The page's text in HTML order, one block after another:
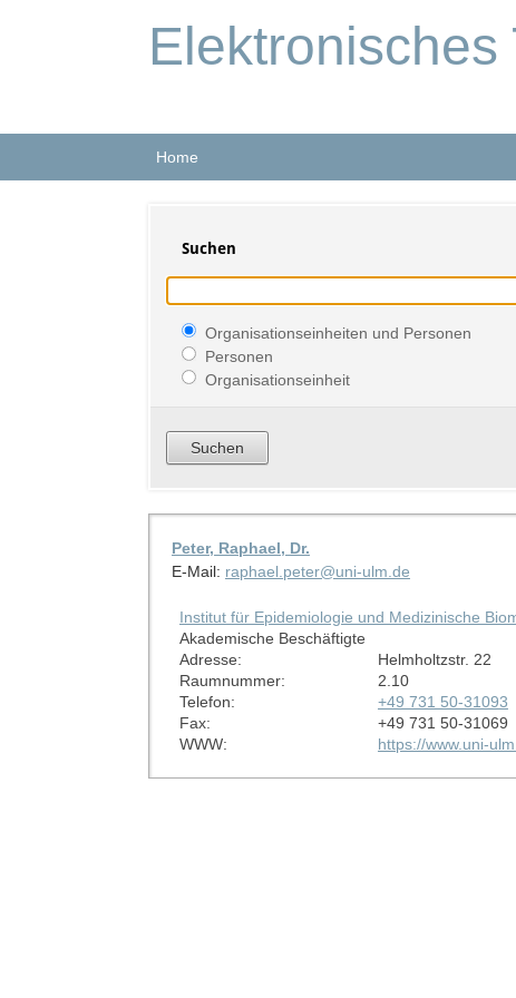
Elektronisches
Home
Suchen
Organisationseinheiten und Personen
Personen
Organisationseinheit
Peter, Raphael, Dr.
E-Mail: raphael.peter@uni-ulm.de
Institut für Epidemiologie und Medizinische
Akademische Beschäftigte
Adresse:
Helmholtzstr. 22
Raumnummer:
2.10
Telefon:
+49 731 50-31093
Fax:
+49 731 50-31069
WWW:
https://www.uni-